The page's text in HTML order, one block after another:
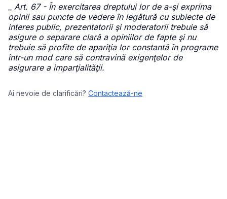
Art. 67 - În exercitarea dreptului lor de a-şi exprima
opinii sau puncte de vedere în legătură cu subiecte de
interes public, prezentatorii şi moderatorii trebuie să
asigure o separare clară a opiniilor de fapte şi nu
trebuie să profite de apariţia lor constantă în programe
într-un mod care să contravină exigenţelor de
asigurare a imparţialităţii.
Ai nevoie de clarificări? Contactează-ne